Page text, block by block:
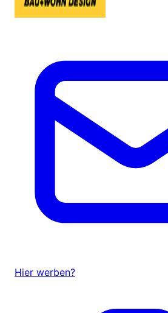
Hier werben?